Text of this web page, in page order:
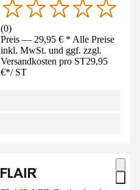
(0)
Preis — 29,95 € * Alle Preise
inkl. MwSt. und ggf. zzgl.
Versandkosten pro ST29,95
€*/ ST